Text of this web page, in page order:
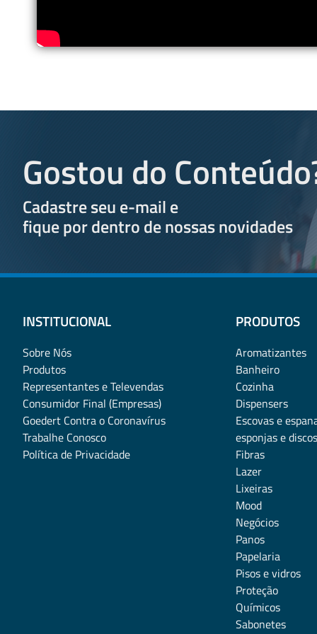
Gostou do
Cadastre seu e-mail e
fique por dentro de nossas novidades
INSTITUCIONAL
Sobre Nós
Produtos
Representantes e Televendas
Consumidor Final (Empresas)
Goedert Contra o Coronavírus
Trabalhe Conosco
Política de Privacidade
PRODUTOS
Aromatizantes
Banheiro
Cozinha
Dispensers
Escovas e
esponjas e discos
Fibras
Lazer
Lixeiras
Mood
Negócios
Panos
Papelaria
Pisos e vidros
Proteção
Químicos
Sabonetes